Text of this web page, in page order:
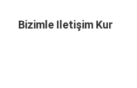
Bizimle Iletişim Kur